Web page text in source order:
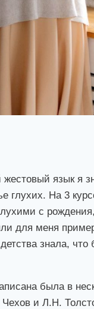
язык я
На 3
с
для меня
знала, что
была в
и Л.Н.